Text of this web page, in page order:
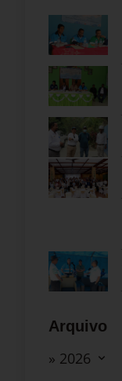
Arquivo
» 2026